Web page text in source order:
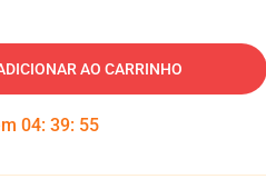
AO CARRINHO
04: 39: 54